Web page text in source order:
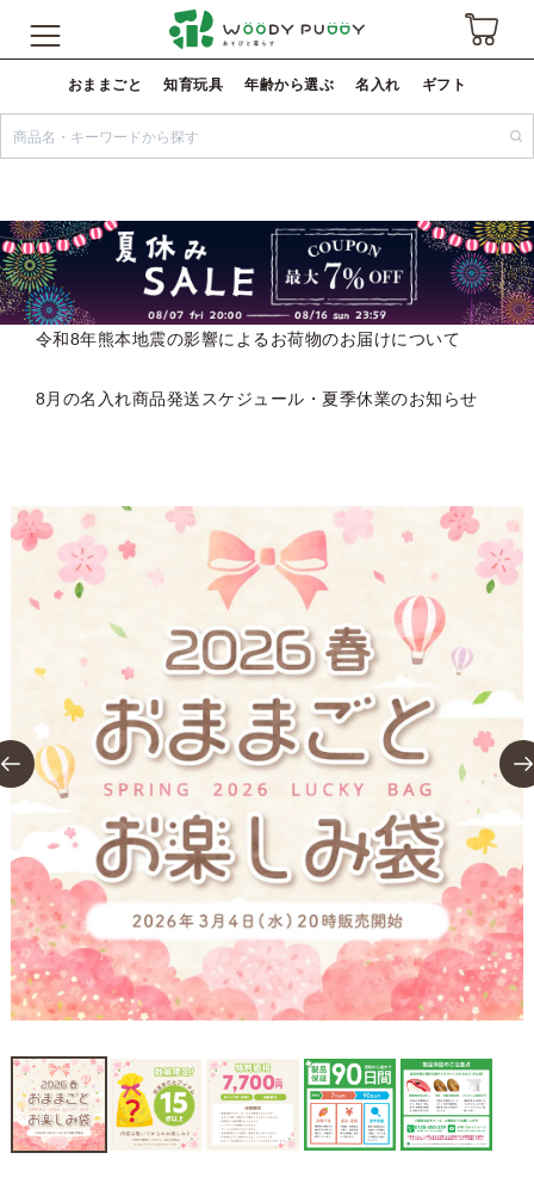
おままごと 知育玩具 年齢から選ぶ 名入れ ギフト
令和8年熊本地震の影響によるお荷物のお届けについて
8月の名入れ商品発送スケジュール・夏季休業のお知らせ